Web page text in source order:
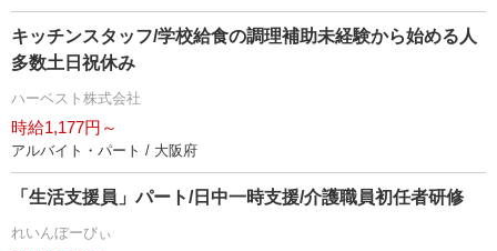
キッチンスタッフ/学校給食の調理補助未経験から始める人
多数土日祝休み
ハーベスト株式会社
時給1,177円～
アルバイト・パート / 大阪府
「生活支援員」パート/日中一時支援/介護職員初任者研修
れいんぼーびぃ